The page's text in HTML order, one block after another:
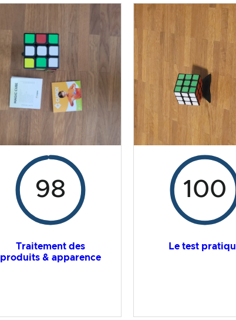
98
Traitement des
produits & apparence
100
Le test